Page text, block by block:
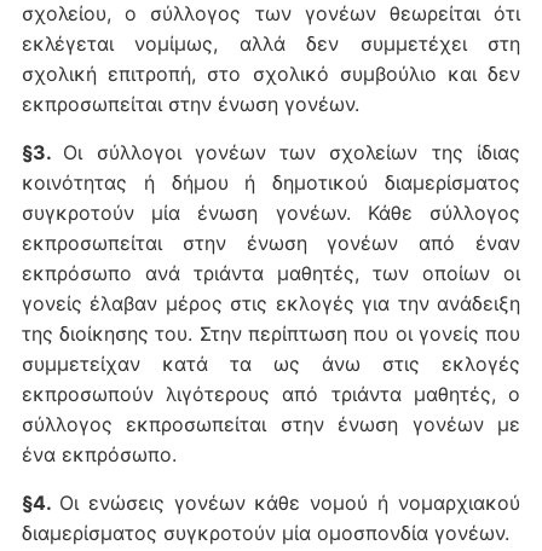
σχολείου, ο σύλλογος των γονέων θεωρείται ότι
εκλέγεται νομίμως, αλλά δεν συμμετέχει στη
σχολική επιτροπή, στο σχολικό συμβούλιο και δεν
εκπροσωπείται στην ένωση γονέων.
§3. Οι σύλλογοι γονέων των σχολείων της ίδιας
κοινότητας ή δήμου ή δημοτικού διαμερίσματος
συγκροτούν μία ένωση γονέων. Κάθε σύλλογος
εκπροσωπείται στην ένωση γονέων από έναν
εκπρόσωπο ανά τριάντα μαθητές, των οποίων οι
γονείς έλαβαν μέρος στις εκλογές για την ανάδειξη
της διοίκησης του. Στην περίπτωση που οι γονείς που
συμμετείχαν κατά τα ως άνω στις εκλογές
εκπροσωπούν λιγότερους από τριάντα μαθητές, ο
σύλλογος εκπροσωπείται στην ένωση γονέων με
ένα εκπρόσωπο.
§4. Οι ενώσεις γονέων κάθε νομού ή νομαρχιακού
διαμερίσματος συγκροτούν μία ομοσπονδία γονέων.